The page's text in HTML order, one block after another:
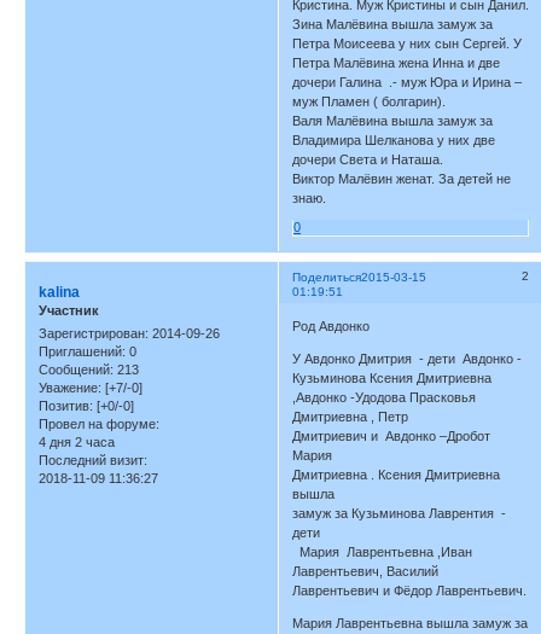
Кристина. Муж Кристины и сын Данил.
Зина Малёвина вышла замуж за
Петра Моисеева у них сын Сергей. У
Петра Малёвина жена Инна и две
дочери Галина .- муж Юра и Ирина –
муж Пламен ( болгарин).
Валя Малёвина вышла замуж за
Владимира Шелканова у них две
дочери Света и Наташа.
Виктор Малёвин женат. За детей не
знаю.
0
Поделиться 2
2015-03-15
01:19:51
kalina
Участник
Зарегистрирован: 2014-09-26
Приглашений: 0
Сообщений: 213
Уважение: [+7/-0]
Позитив: [+0/-0]
Провел на форуме:
4 дня 2 часа
Последний визит:
2018-11-09 11:36:27
Род Авдонко
У Авдонко Дмитрия - дети Авдонко -
Кузьминова Ксения Дмитриевна
,Авдонко -Удодова Прасковья
Дмитриевна , Петр
Дмитриевич и Авдонко –Дробот
Мария
Дмитриевна . Ксения Дмитриевна
вышла
замуж за Кузьминова Лаврентия -
дети
Мария Лаврентьевна ,Иван
Лаврентьевич, Василий
Лаврентьевич и Фёдор Лаврентьевич.
Мария Лаврентьевна вышла замуж за